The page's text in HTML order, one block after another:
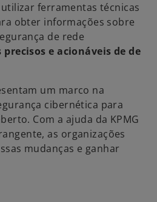
ferramentas técnicas
obter informações sobre
de rede
e acionáveis de de
um marco na
cibernética para
Com a ajuda da KPMG
as organizações
mudanças e ganhar